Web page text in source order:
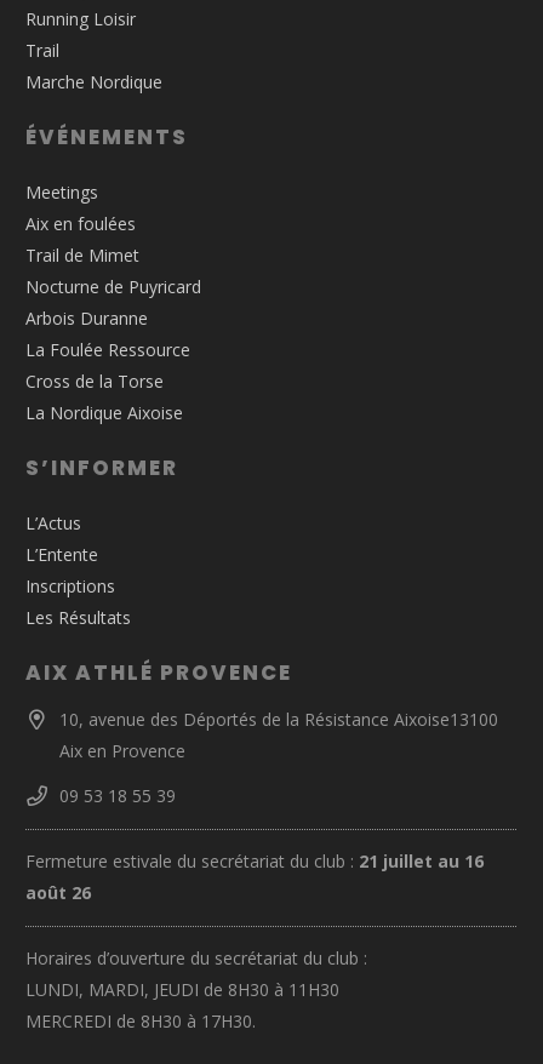
Running Loisir
Trail
Marche Nordique
ÉVÉNEMENTS
Meetings
Aix en foulées
Trail de Mimet
Nocturne de Puyricard
Arbois Duranne
La Foulée Ressource
Cross de la Torse
La Nordique Aixoise
S’INFORMER
L’Actus
L’Entente
Inscriptions
Les Résultats
AIX ATHLÉ PROVENCE
10, avenue des Déportés de la Résistance Aixoise13100
Aix en Provence
09 53 18 55 39
Fermeture estivale du secrétariat du club : 21 juillet au 16
août 26
Horaires d’ouverture du secrétariat du club :
LUNDI, MARDI, JEUDI de 8H30 à 11H30
MERCREDI de 8H30 à 17H30.